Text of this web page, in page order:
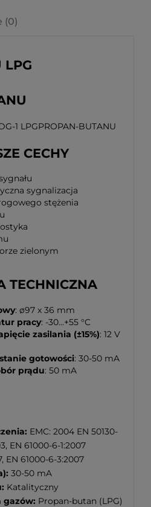
(0)
LPG
CECHY
sygnalizacja
stężenia
zielonym
TECHNICZNA
: ø97 x 36 mm
pracy: -30…+55 °C
zasilania (±15%): 12 V
gotowości: 30-50 mA
prądu: 50 mA
EMC: 2004 EN 50130-
EN 61000-6-1:2007
EN 61000-6-3:2007
30-50 mA
Katalityczny
gazów: Propan-butan (LPG)